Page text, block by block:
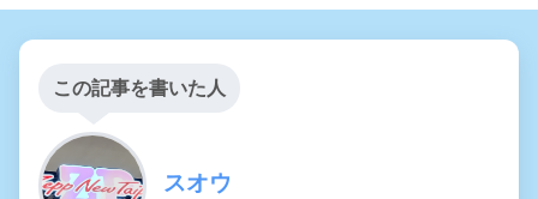
この記事を書いた人
スオウ